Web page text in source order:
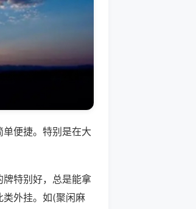
便捷。特别是在大
特别好，总是能拿
类外挂。如(聚闲麻